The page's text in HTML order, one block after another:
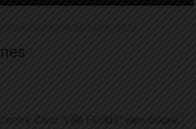
Cívic “Vil·la Florida” vam cloure